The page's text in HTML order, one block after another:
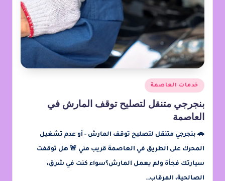
خدمات العاصمة
بنجرجي متنقل لتصليح توقف المارش في
العاصمة
🚗 بنجرجي متنقل لتصليح توقف المارش - أو عدم تشغيل
المحرك على الطريق في العاصمة قريب مني 🚨 هل توقفت
سيارتك فجأة ولم يعمل المارش؟سواء كنت في شرق،
الصالحية، المرقاب…